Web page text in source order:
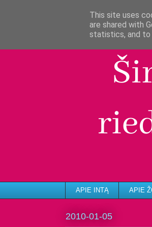
APIE INTĄ APIE
2010-01-05
This site uses
are shared with
statistics, and to